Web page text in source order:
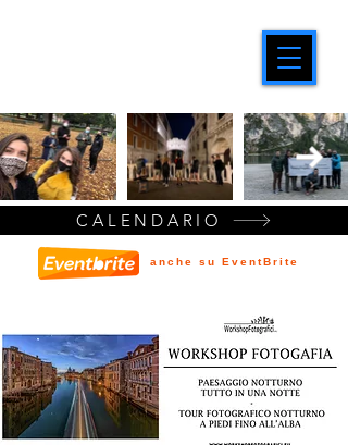
CALENDARIO
anche su EventBrite